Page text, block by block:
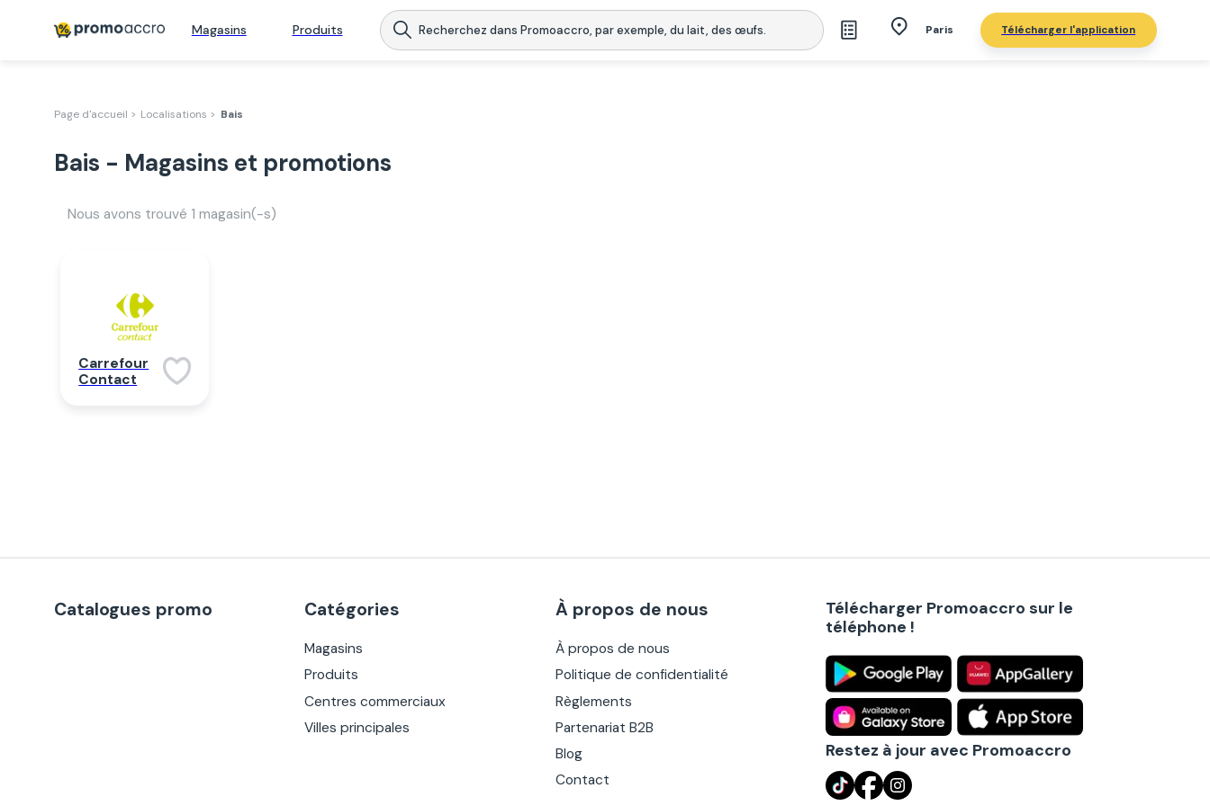
Magasins Produits Paris Télécharger l'application
Page d'accueil > Localisations > Bais
Bais - Magasins et promotions
Nous avons trouvé 1 magasin(-s)
Carrefour
Contact
Catalogues promo Catégories
Magasins
Produits
Centres commerciaux
Villes principales
À propos de nous
À propos de nous
Politique de confidentialité
Règlements
Partenariat B2B
Blog
Contact
Télécharger Promoaccro sur le
téléphone !
Restez à jour avec Promoaccro